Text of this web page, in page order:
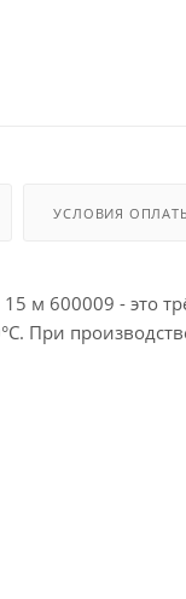
УСЛОВИЯ
м 600009 - это
При